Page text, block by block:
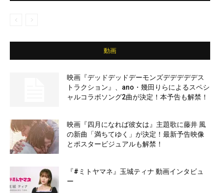
動画
映画『デッドデッドデーモンズデデデデデス
トラクション』、ano・幾田りらによるスペシ
ャルコラボソング2曲が決定！本予告も解禁！
映画『四月になれば彼女は』主題歌に藤井 風
の新曲「満ちてゆく」が決定！最新予告映像
とポスタービジュアルも解禁！
『#ミトヤマネ』玉城ティナ 動画インタビュ
ー